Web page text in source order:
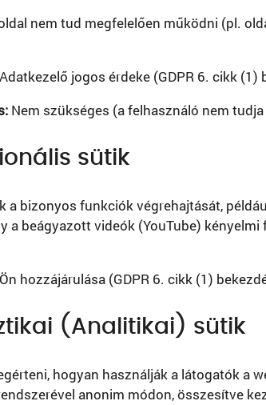
nem tud megfelelően működni (pl.
jogos érdeke (GDPR 6. cikk
Nem szükséges (a felhasználó nem
sütik
a bizonyos funkciók végrehajtását,
a beágyazott videók (YouTube)
hozzájárulása (GDPR 6. cikk (1)
(Analitikai) sütik
hogyan használják a látogatók a
anonim módon, összesítve